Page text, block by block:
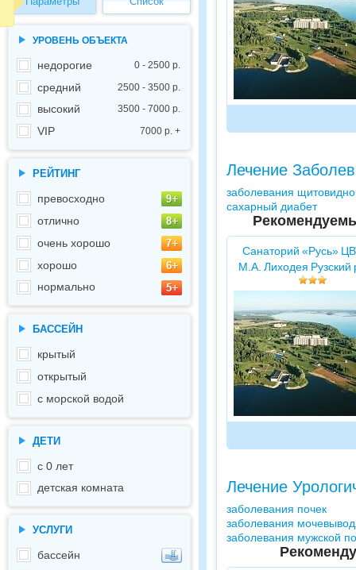
УРОВЕНЬ ОБЪЕКТА
недорогие 0 - 2500 р.
средний 2500 - 3500 р.
высокий 3500 - 7000 р.
VIP 7000 р. +
РЕЙТИНГ
превосходно
отлично
очень хорошо
хорошо
нормально
БАССЕЙН
крытый
открытый
с морской водой
ДЕТИ
с 0 лет
детская комната
УСЛУГИ
бассейн
Лечение
заболевания
сахарный диабет
Санаторий «Русь»
М.А. Лиходея Рузский
Лечение
заболевания почек
заболевания
заболевания мужской